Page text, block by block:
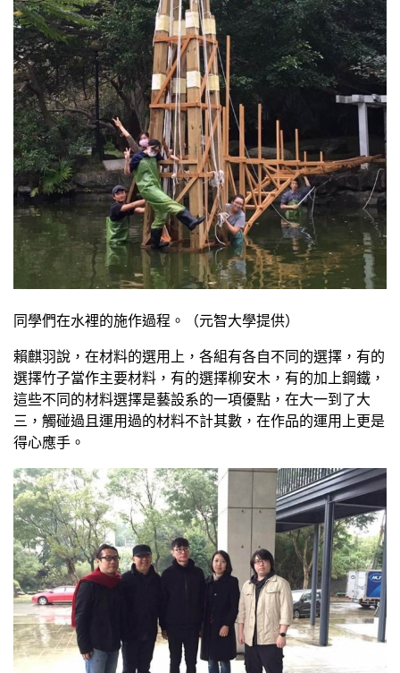
同學們在水裡的施作過程。（元智大學提供）
賴麒羽說，在材料的選用上，各組有各自不同的選擇，有的
選擇竹子當作主要材料，有的選擇柳安木，有的加上鋼鐵，
這些不同的材料選擇是藝設系的一項優點，在大一到了大
三，觸碰過且運用過的材料不計其數，在作品的運用上更是
得心應手。